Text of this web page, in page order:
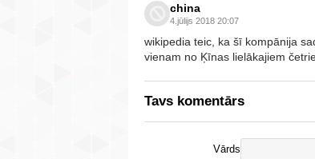
china
4.jūlijs 2018 20:07
wikipedia teic, ka šī kompānija
vienam no Ķīnas lielākajiem
Tavs komentārs
Vārds